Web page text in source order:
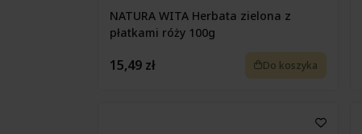
NATURA WITA Herbata zielona z
płatkami róży 100g
15,49 zł Do koszyka